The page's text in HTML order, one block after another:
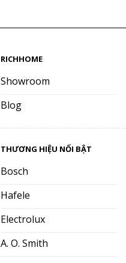
RICHHOME
Showroom
Blog
THƯƠNG HIỆU NỔI BẬT
Bosch
Hafele
Electrolux
A. O. Smith